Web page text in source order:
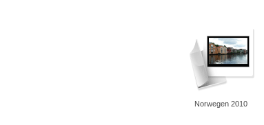
Norwegen 2010